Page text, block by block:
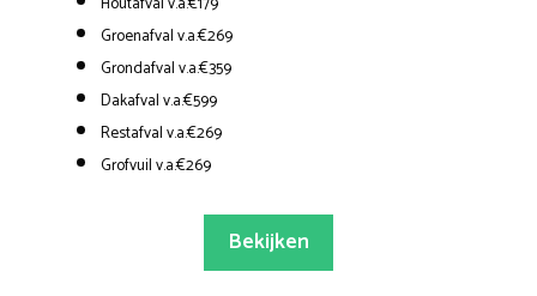
Groenafval v.a.€269
Grondafval v.a.€359
Dakafval v.a.€599
Restafval v.a.€269
Grofvuil v.a.€269
Bekijken